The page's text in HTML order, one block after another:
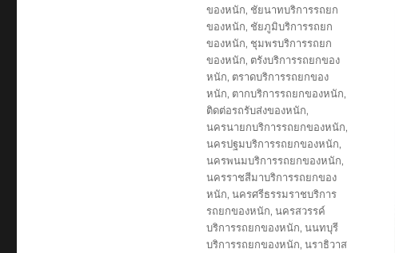
ของหนัก, ชัยนาทบริการรถยก
ของหนัก, ชัยภูมิบริการรถยก
ของหนัก, ชุมพรบริการรถยก
ของหนัก, ตรังบริการรถยกของ
หนัก, ตราดบริการรถยกของ
หนัก, ตากบริการรถยกของหนัก,
ติดต่อรถรับส่งของหนัก,
นครนายกบริการรถยกของหนัก,
นครปฐมบริการรถยกของหนัก,
นครพนมบริการรถยกของหนัก,
นครราชสีมาบริการรถยกของ
หนัก, นครศรีธรรมราชบริการ
รถยกของหนัก, นครสวรรค์
บริการรถยกของหนัก, นนทบุรี
บริการรถยกของหนัก, นราธิวาส